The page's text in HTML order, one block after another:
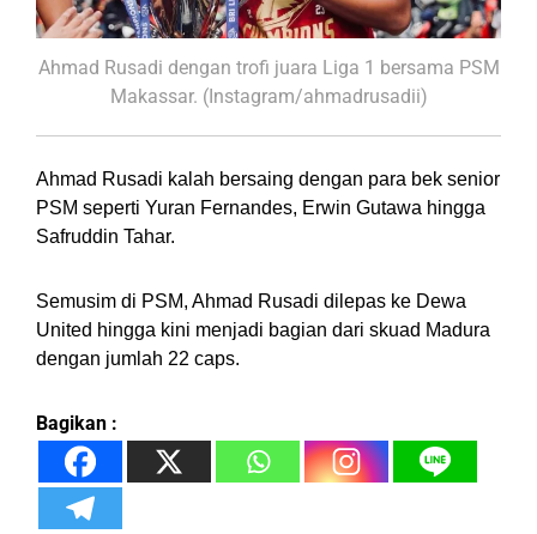
Ahmad Rusadi dengan trofi juara Liga 1 bersama PSM
Makassar. (Instagram/ahmadrusadii)
Ahmad Rusadi kalah bersaing dengan para bek senior
PSM seperti Yuran Fernandes, Erwin Gutawa hingga
Safruddin Tahar.
Semusim di PSM, Ahmad Rusadi dilepas ke Dewa
United hingga kini menjadi bagian dari skuad Madura
dengan jumlah 22 caps.
Bagikan :